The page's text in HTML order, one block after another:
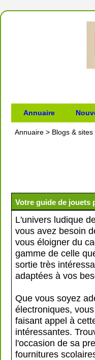
Annuaire
Annuaire > Blogs &
Votre guide de jouets
L'univers ludique
vous avez besoin
vous éloigner du
gamme de celle
sortie très
adaptées à vos
Que vous soyez
électroniques,
faisant appel à
intéressantes.
l'occasion de sa
fournitures